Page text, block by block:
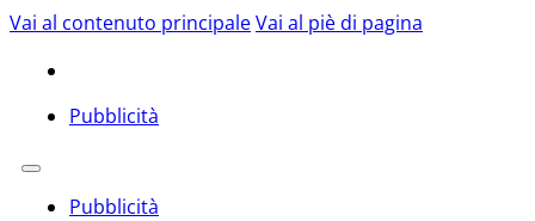
Vai al contenuto principaleVai al piè di pagina
Pubblicità
Pubblicità